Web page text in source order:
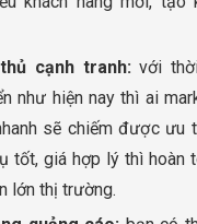
cạnh tranh: với
như hiện nay thì ai
sẽ chiếm được ưu
tốt, giá hợp lý thì hoàn
lớn thị trường.